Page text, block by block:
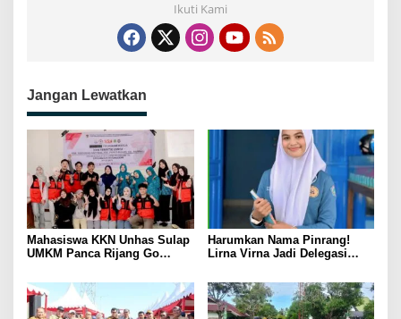
Ikuti Kami
Jangan Lewatkan
Mahasiswa KKN Unhas Sulap
UMKM Panca Rijang Go
Antusias Ikuti Pelatihan
Harumkan Nama Pinrang!
Lirna Virna Jadi Delegasi
Indonesia 2026